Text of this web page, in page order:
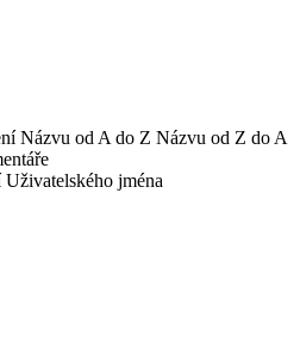
Názvu od A do Z Názvu od Z do A
Uživatelského jména